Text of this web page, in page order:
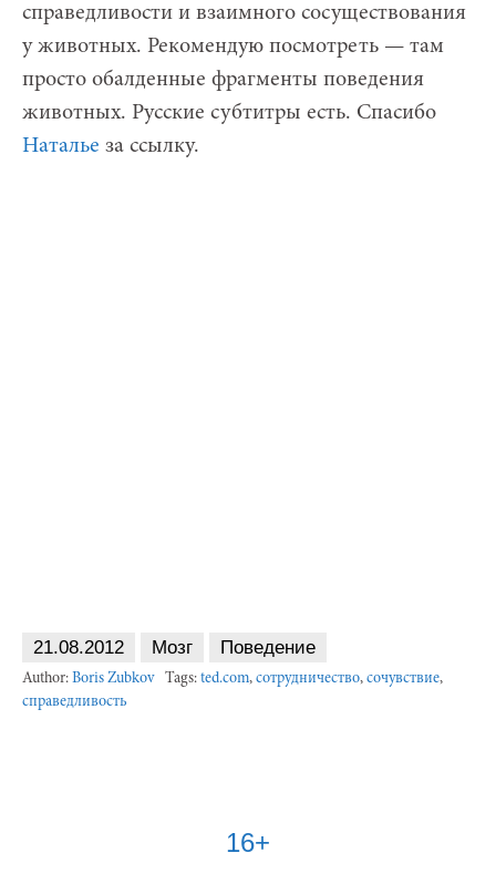
справедливости и взаимного сосуществования
у животных. Рекомендую посмотреть — там
просто обалденные фрагменты поведения
животных. Русские субтитры есть. Спасибо
Наталье за ссылку.
21.08.2012 Мозг Поведение
Author: Boris Zubkov Tags: ted.com, сотрудничество, сочувствие,
справедливость
16+